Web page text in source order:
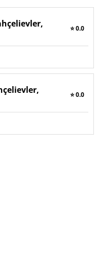
⭐ 0.0
⭐ 0.0